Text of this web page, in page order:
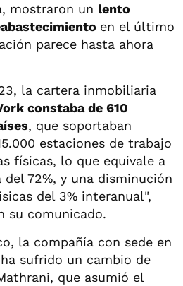
mostraron un lento
en el último
parece hasta ahora
la cartera inmobiliaria
constaba de 610
, que soportaban
estaciones de trabajo
físicas, lo que equivale a
72%, y una disminución
del 3% interanual",
su comunicado.
la compañía con sede en
sufrido un cambio de
que asumió el